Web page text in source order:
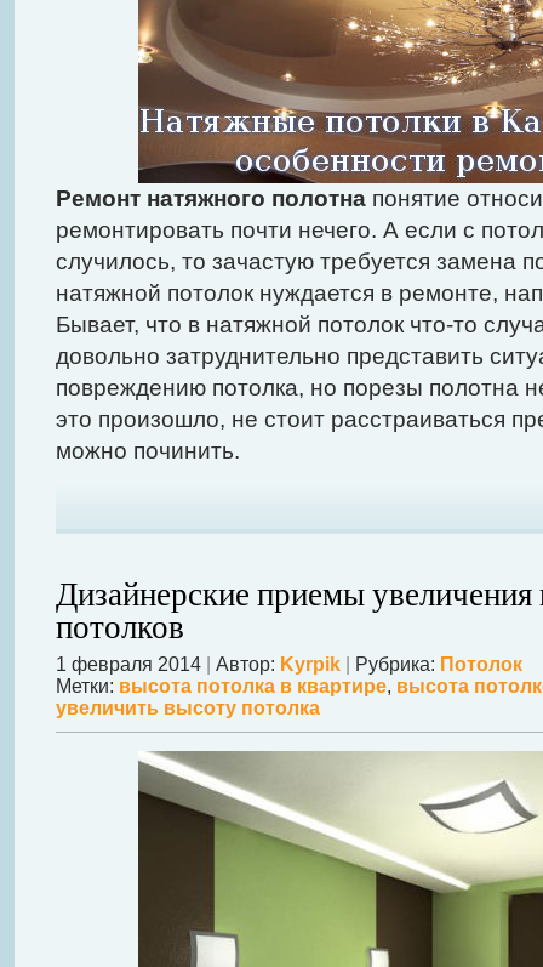
Ремонт натяжного полотна понятие
ремонтировать почти нечего. А если с
случилось, то зачастую требуется замена
натяжной потолок нуждается в ремонте,
Бывает, что в натяжной потолок что-то
довольно затруднительно представить
повреждению потолка, но порезы полотна
это произошло, не стоит расстраиваться
можно починить.
Дизайнерские приемы
потолков
1 февраля 2014 Автор: Kyrpik Рубрика: Потолок
Метки: высота потолка в квартире, высота
увеличить высоту потолка